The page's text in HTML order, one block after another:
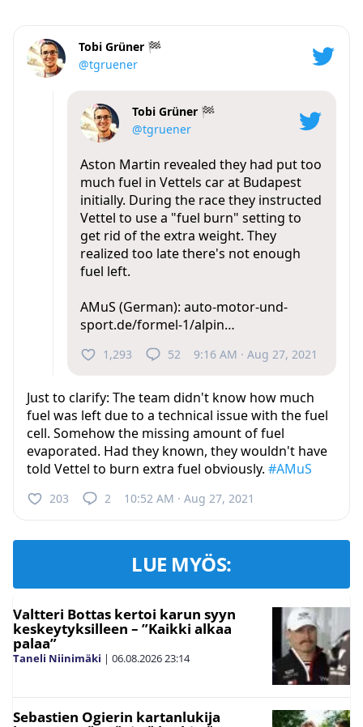
Tobi Grüner 🏁
@tgruener
Tobi Grüner 🏁
@tgruener
Aston Martin revealed they had put too
much fuel in Vettels car at Budapest
initially. During the race they instructed
Vettel to use a "fuel burn" setting to
get rid of the extra weight. They
realized too late there's not enough
fuel left.
AMuS (German):auto-motor-und-
sport.de/formel-1/alpin…
1,293 52 9:16 AM · Aug 27, 2021
Just to clarify: The team didn't know how much
fuel was left due to a technical issue with the fuel
cell. Somehow the missing amount of fuel
evaporated. Had they known, they wouldn't have
told Vettel to burn extra fuel obviously. #AMuS
203 2 10:52 AM · Aug 27, 2021
LUE MYÖS:
Valtteri Bottas kertoi karun syyn
keskeytyksilleen – ”Kaikki alkaa
palaa”
Taneli Niinimäki | 06.08.202623:14
Sebastien Ogierin kartanlukija